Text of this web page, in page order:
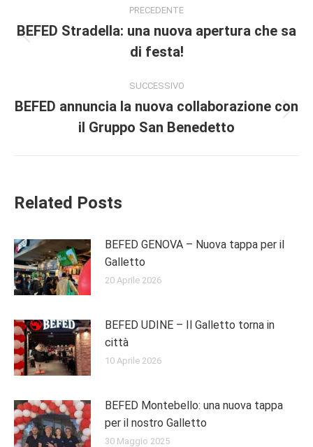
PRECEDENTE
BEFED Stradella: una nuova apertura che sa
di festa!
SUCCESSIVO
BEFED annuncia la nuova collaborazione con
il Gruppo San Benedetto
Related Posts
BEFED GENOVA – Nuova tappa per il
Galletto
20 Aprile 2026
BEFED UDINE – Il Galletto torna in
città
10 Aprile 2026
BEFED Montebello: una nuova tappa
per il nostro Galletto
30 Maggio 2025